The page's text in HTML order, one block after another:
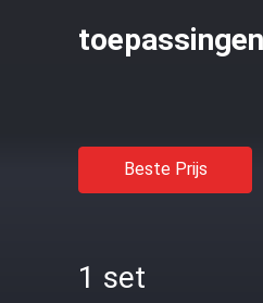
Beste Prijs
1 set